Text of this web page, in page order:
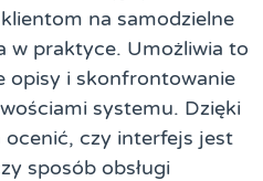
na samodzielne
w praktyce. Umożliwia to
opisy i skonfrontowanie
systemu. Dzięki
czy interfejs jest
sposób obsługi